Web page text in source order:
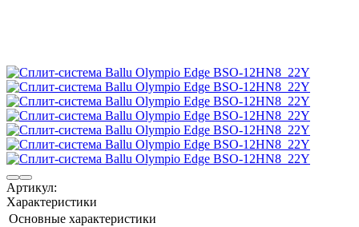
Артикул:
Характеристики
Основные характеристики